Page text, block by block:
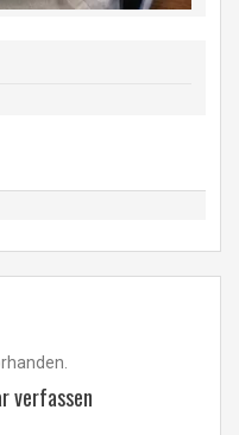
verfassen